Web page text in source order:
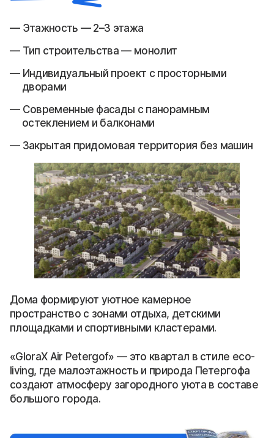
Этажность — 2–3 этажа
Тип строительства — монолит
Индивидуальный проект с просторными
дворами
Современные фасады с панорамным
остеклением и балконами
Закрытая придомовая территория без машин
Дома формируют уютное камерное
пространство с зонами отдыха, детскими
площадками и спортивными кластерами.
«GloraX Air Petergof» — это квартал в стиле eco-
living, где малоэтажность и природа Петергофа
создают атмосферу загородного уюта в составе
большого города.